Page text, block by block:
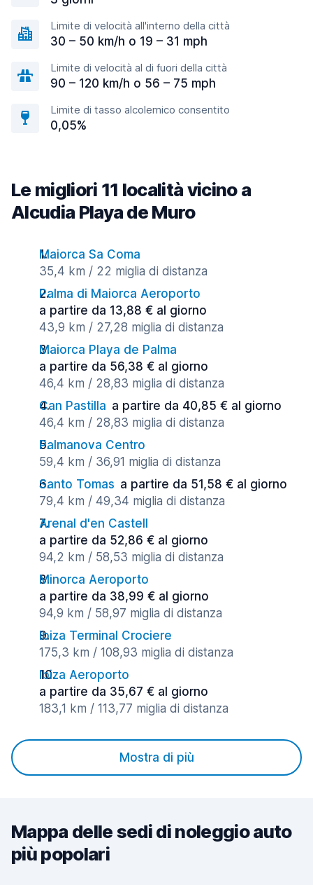
Limite di velocità all'interno della città
30 – 50 km/h o 19 – 31 mph
Limite di velocità al di fuori della città
90 – 120 km/h o 56 – 75 mph
Limite di tasso alcolemico consentito
0,05%
Le migliori 11 località vicino a
Alcudia Playa de Muro
Maiorca Sa Coma
35,4 km / 22 miglia di distanza
Palma di Maiorca Aeroporto
a partire da 13,88 € al giorno
43,9 km / 27,28 miglia di distanza
Maiorca Playa de Palma
a partire da 56,38 € al giorno
46,4 km / 28,83 miglia di distanza
Can Pastilla a partire da 40,85 € al giorno
46,4 km / 28,83 miglia di distanza
Palmanova Centro
59,4 km / 36,91 miglia di distanza
Santo Tomas a partire da 51,58 € al giorno
79,4 km / 49,34 miglia di distanza
Arenal d'en Castell
a partire da 52,86 € al giorno
94,2 km / 58,53 miglia di distanza
Minorca Aeroporto
a partire da 38,99 € al giorno
94,9 km / 58,97 miglia di distanza
Ibiza Terminal Crociere
175,3 km / 108,93 miglia di distanza
Ibiza Aeroporto
a partire da 35,67 € al giorno
183,1 km / 113,77 miglia di distanza
Mostra di più
Mappa delle sedi di noleggio auto
più popolari